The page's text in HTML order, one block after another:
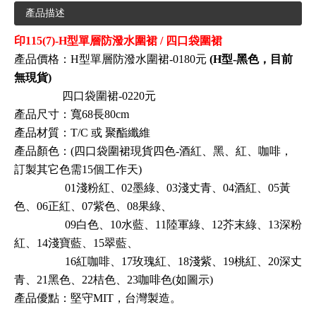
產品描述
印115(7)-H型單層防潑水圍裙 / 四口袋圍裙
產品價格：H型單層防潑水圍裙-0180元 (H型-黑色，目前
無現貨)
四口袋圍裙-0220元
產品尺寸：寬68長80cm
產品材質： T/C 或 聚酯纖維
產品顏色： (四口袋圍裙現貨四色-酒紅 、黑 、紅 、咖啡 ，
訂製其它色需15個工作天)
01淺粉紅 、02墨綠 、03淺丈青 、04酒紅 、05黃
色 、06正紅 、07紫色 、08果綠
09白色 、10水藍 、11陸軍綠 、12芥末綠 、13深粉
紅 、14淺寶藍 、15翠藍
16紅咖啡 、17玫瑰紅 、18淺紫 、19桃紅 、20深丈
青 、21黑色 、22桔色 、23咖啡色(如圖示)
產品優點：堅守MIT，台灣製造。